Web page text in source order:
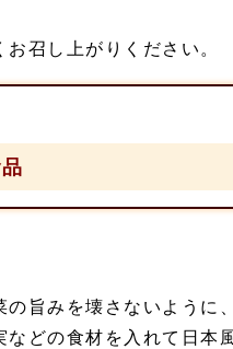
召し上がりください。
旨みを壊さないように
などの食材を入れて日本